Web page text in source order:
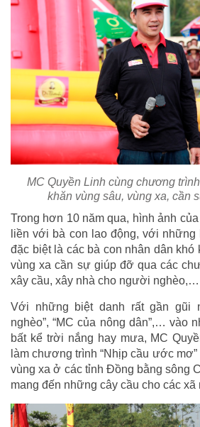
MC Quyền Linh cùng chương
khăn vùng sâu, vùng xa, cần
Trong hơn 10 năm qua, hình ảnh
liền với bà con lao động, với những
đặc biệt là các bà con nhân dân khó
vùng xa cần sự giúp đỡ qua các
xây cầu, xây nhà cho người nghèo,…
Với những biệt danh rất gần gũi
nghèo”, “MC của nông dân”,… vào
bất kể trời nắng hay mưa, MC
làm chương trình “Nhịp cầu ước
vùng xa ở các tỉnh Đồng bằng sông
mang đến những cây cầu cho các xã